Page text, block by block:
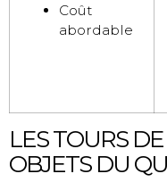
Coût
abordable
LES TOURS
OBJETS DU